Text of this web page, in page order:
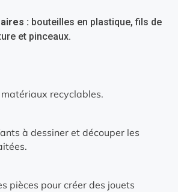
: bouteilles en plastique, fils de
et pinceaux.
recyclables.
à dessiner et découper les
pièces pour créer des jouets